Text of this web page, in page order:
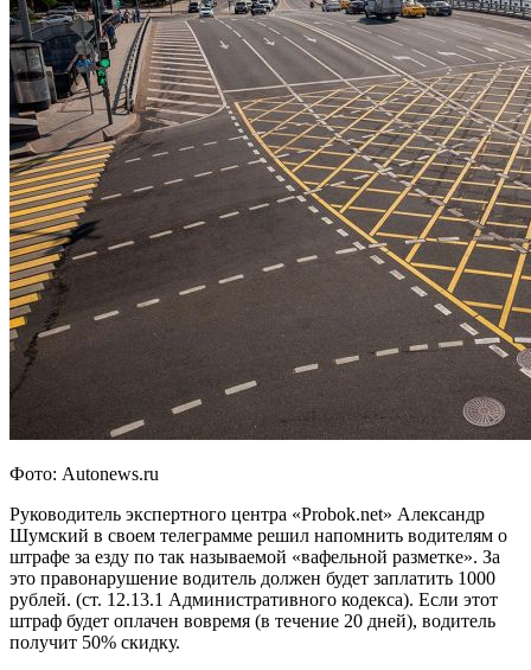
Фото: Autonews.ru
Руководитель экспертного центра «Probok.net» Александр
Шумский в своем телеграмме решил напомнить водителям о
штрафе за езду по так называемой «вафельной разметке». За
это правонарушение водитель должен будет заплатить 1000
рублей. (ст. 12.13.1 Административного кодекса). Если этот
штраф будет оплачен вовремя (в течение 20 дней), водитель
получит 50% скидку.